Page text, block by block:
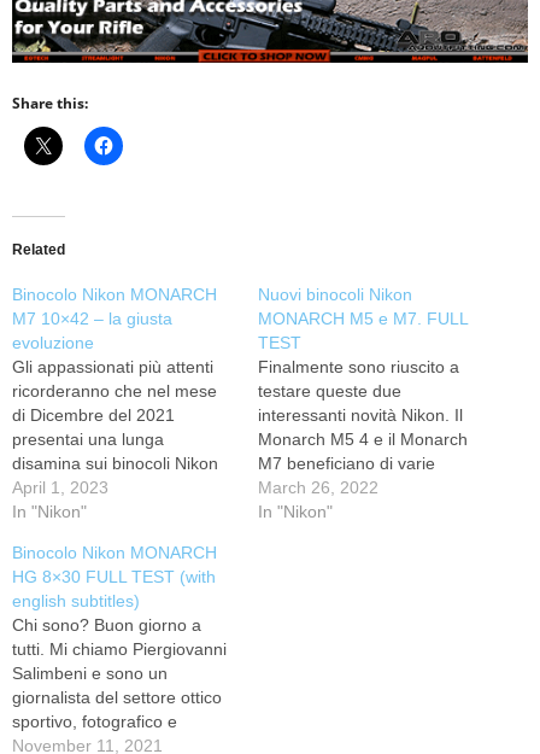
Share this:
Related
Binocolo Nikon MONARCH
M7 10×42 – la giusta
evoluzione
Gli appassionati più attenti
ricorderanno che nel mese
di Dicembre del 2021
presentai una lunga
disamina sui binocoli Nikon
Monarch M5 e M7. Questa
volta, viste le richieste
appassionati di birdwatching,
ho deciso di presentarvi le
mie impressioni sul campo
riguardo il Nikon Monarch
M7 10x42 che…
April 1, 2023
In "Nikon"
Nuovi binocoli Nikon
MONARCH M5 e M7. FULL
TEST
Finalmente sono riuscito a
testare queste due
interessanti novità Nikon. Il
Monarch M5 4 e il Monarch
M7 beneficiano di varie
innovazioni rispetto ai
modelli precedenti tra cui l'
March 26, 2022
In "Nikon"
Binocolo Nikon MONARCH
HG 8×30 FULL TEST (with
english subtitles)
Chi sono? Buon giorno a
tutti. Mi chiamo Piergiovanni
Salimbeni e sono un
giornalista del settore ottico
sportivo, fotografico e
astronomico. Sono il
November 11, 2021